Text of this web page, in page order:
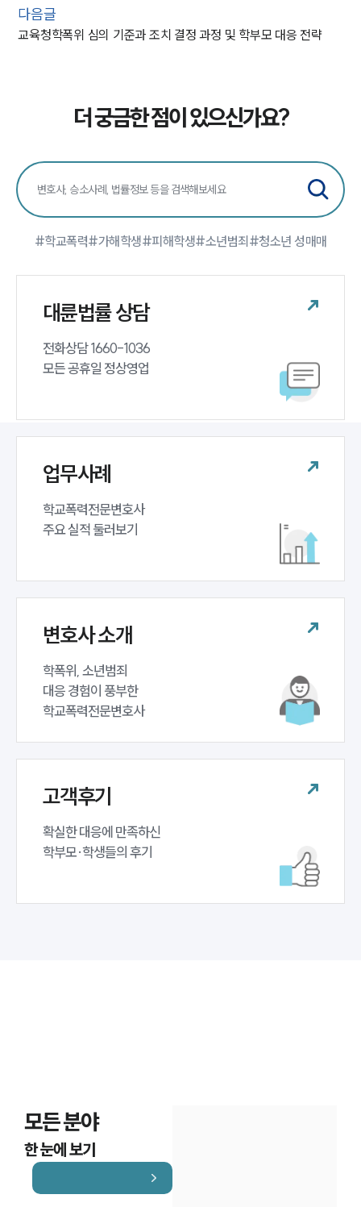
다음글
교육청학폭위 심의 기준과 조치 결정 과정 및 학부모 대응 전략
더 궁금한 점이 있으신가요?
#학교폭력#가해학생#피해학생#소년범죄#청소년 성매매
대륜법률 상담
전화상담 1660-1036
모든 공휴일 정상영업
업무사례
학교폭력전문변호사
주요 실적 둘러보기
변호사 소개
학폭위, 소년범죄
대응 경험이 풍부한
학교폭력전문변호사
고객후기
확실한 대응에 만족하신
학부모·학생들의 후기
모든 분야
한 눈에 보기